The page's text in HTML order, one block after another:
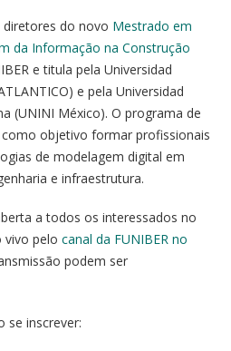
do novo Mestrado em
da Informação na Construção
e titula pela Universidad
e pela Universidad
(UNINI México). O programa de
objetivo formar profissionais
de modelagem digital em
e infraestrutura.
a todos os interessados no
vivo pelo canal da FUNIBER no
podem ser
se inscrever: